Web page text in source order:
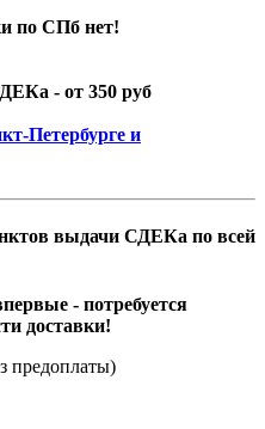
по СПб нет!
- от 350 руб
Петербурге и
выдачи СДЕКа по всей
- потребуется
доставки!
предоплаты)